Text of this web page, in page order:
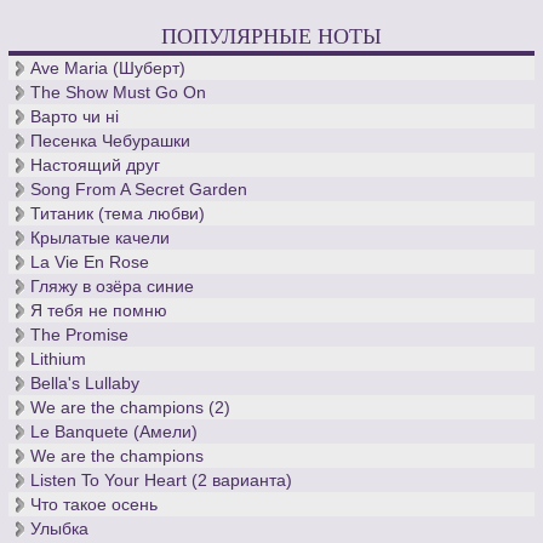
ПОПУЛЯРНЫЕ НОТЫ
Ave Maria (Шуберт)
The Show Must Go On
Варто чи нi
Песенка Чебурашки
Настоящий друг
Song From A Secret Garden
Титаник (тема любви)
Крылатые качели
La Vie En Rose
Гляжу в озёра синие
Я тебя не помню
The Promise
Lithium
Bella's Lullaby
We are the champions (2)
Le Banquete (Амели)
We are the champions
Listen To Your Heart (2 варианта)
Что такое осень
Улыбка